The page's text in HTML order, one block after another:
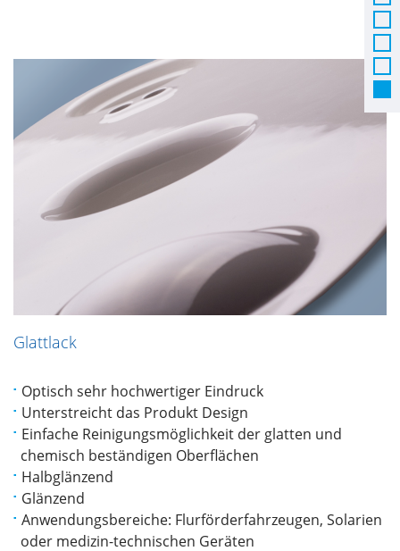
Glattlack
Optisch sehr hochwertiger Eindruck
Unterstreicht das Produkt Design
Einfache Reinigungsmöglichkeit der glatten und
chemisch beständigen Oberflächen
Halbglänzend
Glänzend
Anwendungsbereiche: Flurförderfahrzeugen, Solarien
oder medizin-technischen Geräten